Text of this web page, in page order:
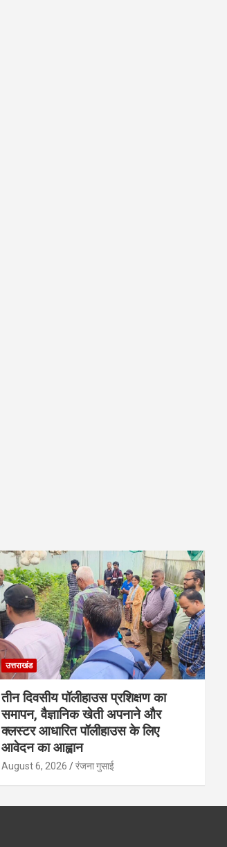
उत्तराखंड
तीन दिवसीय पॉलीहाउस प्रशिक्षण का
समापन, वैज्ञानिक खेती अपनाने और
क्लस्टर आधारित पॉलीहाउस के लिए
आवेदन का आह्वान
August 6, 2026 रंजना गुसाई